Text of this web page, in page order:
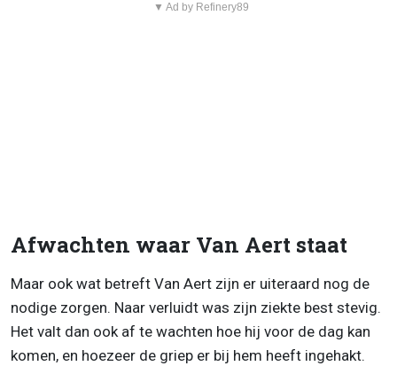
▼ Ad by Refinery89
Afwachten waar Van Aert staat
Maar ook wat betreft Van Aert zijn er uiteraard nog de
nodige zorgen. Naar verluidt was zijn ziekte best stevig.
Het valt dan ook af te wachten hoe hij voor de dag kan
komen, en hoezeer de griep er bij hem heeft ingehakt.